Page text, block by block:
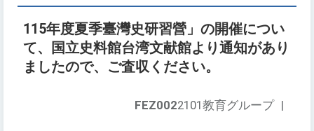
115年度夏季臺灣史研習營」の開催につい
て、国立史料館台湾文献館より通知があり
ましたので、ご査収ください。
FEZ0022101教育グループ |